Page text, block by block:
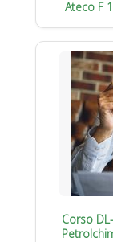
Ateco F
Corso